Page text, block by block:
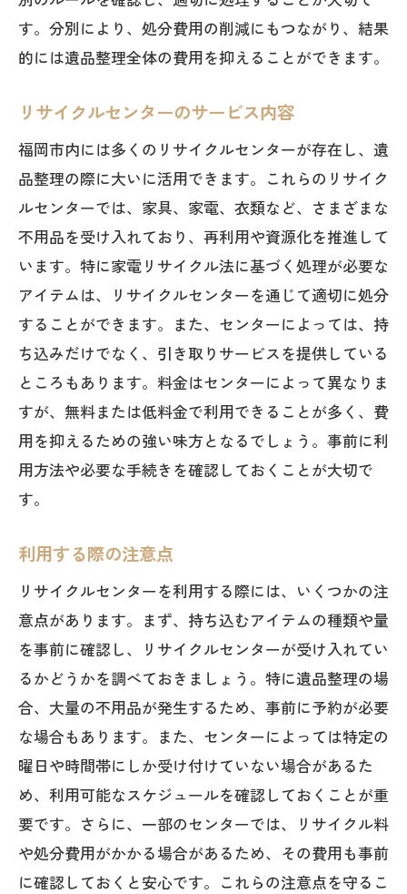
す。分別により、処分費用の削減にもつながり、結果
的には遺品整理全体の費用を抑えることができます。
リサイクルセンターのサービス内容
福岡市内には多くのリサイクルセンターが存在し、遺
品整理の際に大いに活用できます。これらのリサイク
ルセンターでは、家具、家電、衣類など、さまざまな
不用品を受け入れており、再利用や資源化を推進して
います。特に家電リサイクル法に基づく処理が必要な
アイテムは、リサイクルセンターを通じて適切に処分
することができます。また、センターによっては、持
ち込みだけでなく、引き取りサービスを提供している
ところもあります。料金はセンターによって異なりま
すが、無料または低料金で利用できることが多く、費
用を抑えるための強い味方となるでしょう。事前に利
用方法や必要な手続きを確認しておくことが大切で
す。
利用する際の注意点
リサイクルセンターを利用する際には、いくつかの注
意点があります。まず、持ち込むアイテムの種類や量
を事前に確認し、リサイクルセンターが受け入れてい
るかどうかを調べておきましょう。特に遺品整理の場
合、大量の不用品が発生するため、事前に予約が必要
な場合もあります。また、センターによっては特定の
曜日や時間帯にしか受け付けていない場合があるた
め、利用可能なスケジュールを確認しておくことが重
要です。さらに、一部のセンターでは、リサイクル料
や処分費用がかかる場合があるため、その費用も事前
に確認しておくと安心です。これらの注意点を守るこ